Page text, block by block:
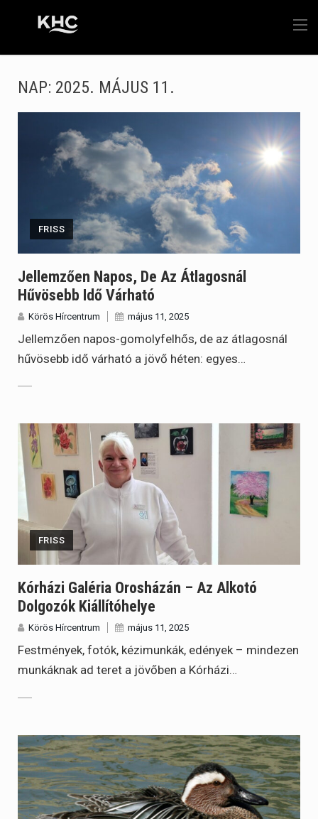
NAP: 2025. MÁJUS 11.
FRISS
Jellemzően Napos, De Az Átlagosnál
Hűvösebb Idő Várható
Körös Hírcentrum május 11, 2025
Jellemzően napos-gomolyfelhős, de az átlagosnál
hűvösebb idő várható a jövő héten: egyes…
FRISS
Kórházi Galéria Orosházán – Az Alkotó
Dolgozók Kiállítóhelye
Körös Hírcentrum május 11, 2025
Festmények, fotók, kézimunkák, edények – mindezen
munkáknak ad teret a jövőben a Kórházi…